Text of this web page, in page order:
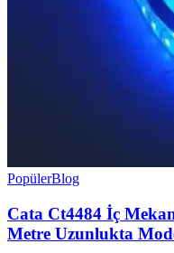
PopülerBlog
Cata Ct4484 İç
Metre Uzunlukta